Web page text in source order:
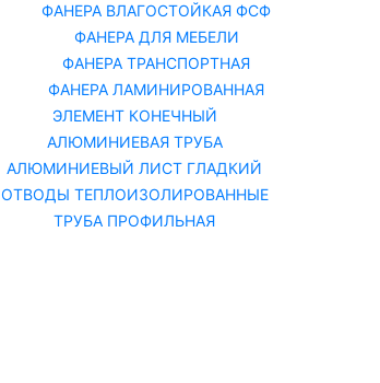
ФАНЕРА ВЛАГОСТОЙКАЯ ФСФ
ФАНЕРА ДЛЯ МЕБЕЛИ
ФАНЕРА ТРАНСПОРТНАЯ
ФАНЕРА ЛАМИНИРОВАННАЯ
ЭЛЕМЕНТ КОНЕЧНЫЙ
АЛЮМИНИЕВАЯ ТРУБА
АЛЮМИНИЕВЫЙ ЛИСТ ГЛАДКИЙ
ОТВОДЫ ТЕПЛОИЗОЛИРОВАННЫЕ
ТРУБА ПРОФИЛЬНАЯ